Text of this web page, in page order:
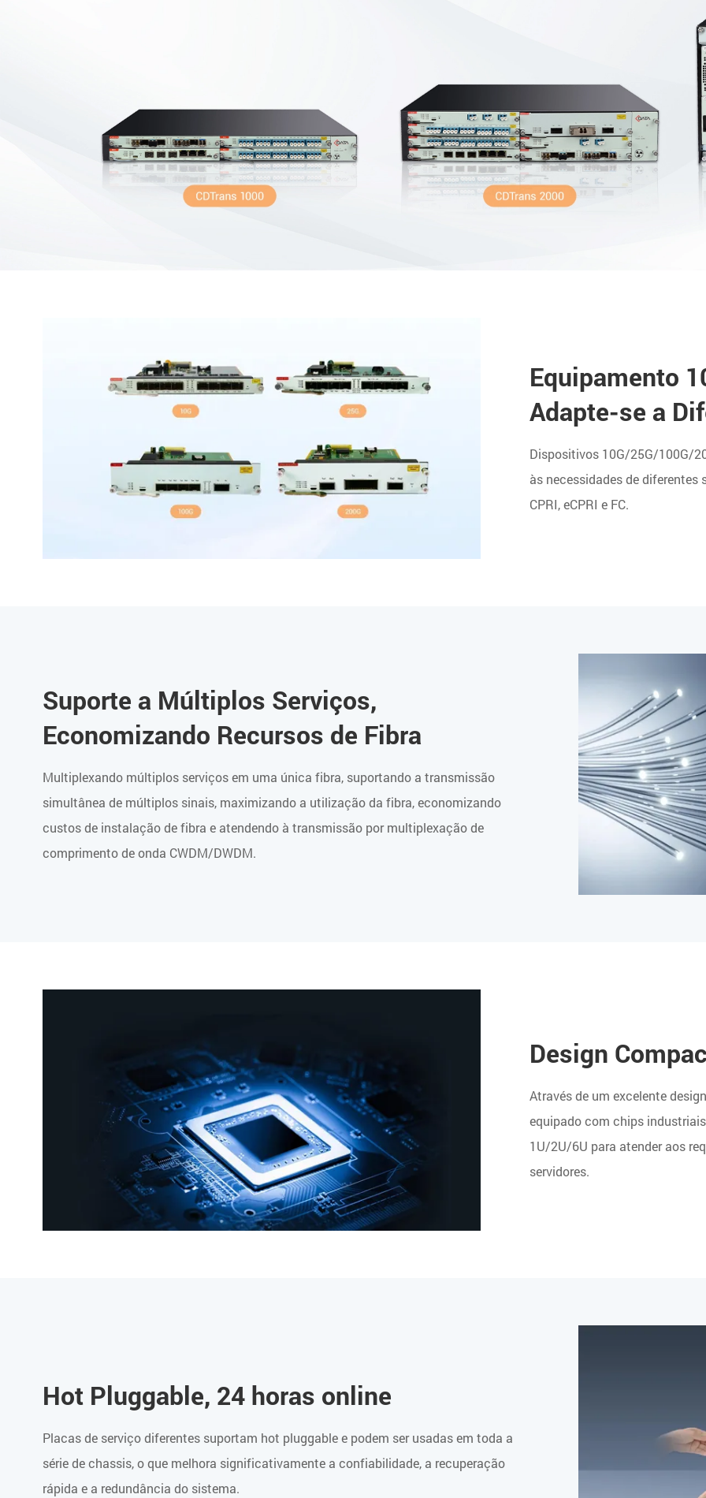
Equipamento
Adapte-se a
Dispositivos 10G/25G/100G/
às necessidades de diferentes
CPRI, eCPRI e FC.
Suporte a Múltiplos Serviços,
Economizando Recursos de Fibra
Multiplexando múltiplos serviços em uma única fibra, suportando a transmissão
simultânea de múltiplos sinais, maximizando a utilização da fibra, economizando
custos de instalação de fibra e atendendo à transmissão por multiplexação de
comprimento de onda CWDM/DWDM.
Design
Através de um excelente
equipado com chips
1U/2U/6U para atender aos
servidores.
Hot Pluggable, 24 horas online
Placas de serviço diferentes suportam hot pluggable e podem ser usadas em toda a
série de chassis, o que melhora significativamente a confiabilidade, a recuperação
rápida e a redundância do sistema.